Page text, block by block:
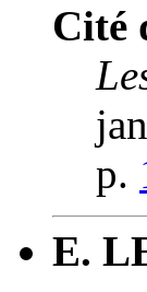
Cité
p.
E.